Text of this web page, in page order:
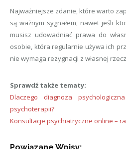
Najważniejsze zdanie, które warto
są ważnym sygnałem, nawet jeśli
musisz udowadniać prawa do
osobie, która regularnie używa ich
nie wymaga rezygnacji z własnej
Sprawdź także tematy:
Dlaczego diagnoza
psychoterapii?
Konsultacje psychiatryczne online –